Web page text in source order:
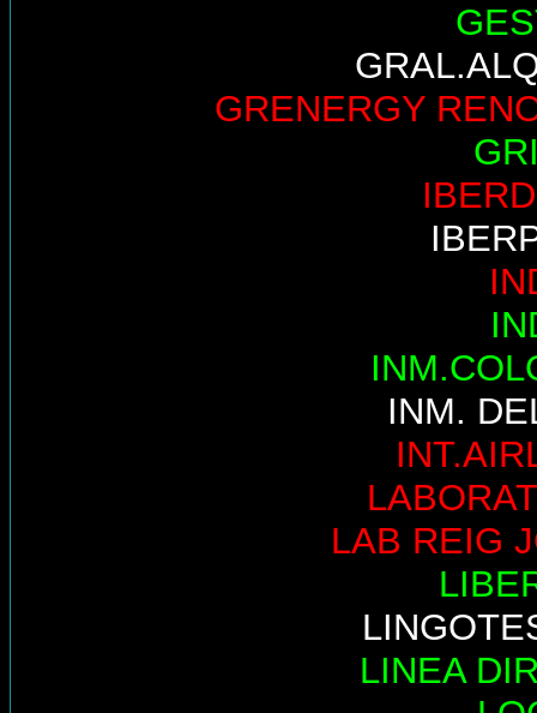
GRENERGY
INM.
LAB REIG
LINEA